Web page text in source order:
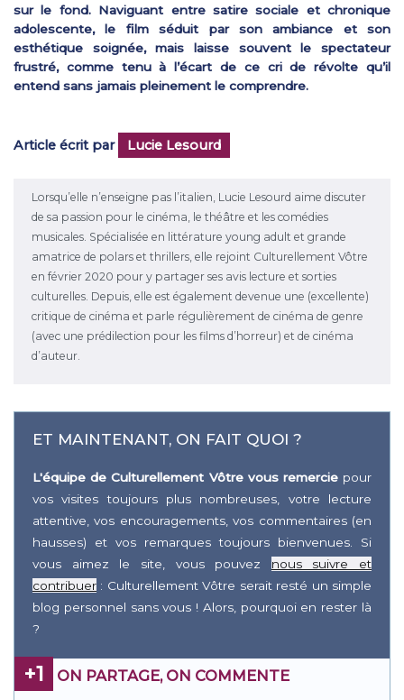
sur le fond. Naviguant entre satire sociale et chronique
adolescente, le film séduit par son ambiance et son
esthétique soignée, mais laisse souvent le spectateur
frustré, comme tenu à l’écart de ce cri de révolte qu’il
entend sans jamais pleinement le comprendre.
Article écrit par Lucie Lesourd
Lorsqu’elle n’enseigne pas l’italien, Lucie Lesourd aime discuter
de sa passion pour le cinéma, le théâtre et les comédies
musicales. Spécialisée en littérature young adult et grande
amatrice de polars et thrillers, elle rejoint Culturellement Vôtre
en février 2020 pour y partager ses avis lecture et sorties
culturelles. Depuis, elle est également devenue une (excellente)
critique de cinéma et parle régulièrement de cinéma de genre
(avec une prédilection pour les films d’horreur) et de cinéma
d’auteur.
ET MAINTENANT, ON FAIT QUOI ?
L'équipe de Culturellement Vôtre vous remerciepour
vos visites toujours plus nombreuses, votre lecture
attentive, vos encouragements, vos commentaires (en
hausses) et vos remarques toujours bienvenues. Si
vous aimez le site, vous pouvez nous suivre et
contribuer : Culturellement Vôtre serait resté un simple
blog personnel sans vous ! Alors, pourquoi en rester là
?
+1 ON PARTAGE, ON COMMENTE